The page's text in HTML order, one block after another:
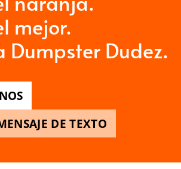
mejor.
Dumpster Dudez.
DE TEXTO